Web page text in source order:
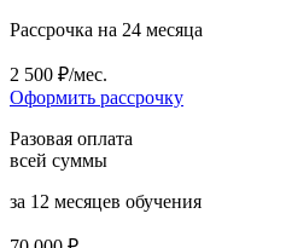
Рассрочка на 24 месяца
2 500 ₽/мес.
Оформить рассрочку
Разовая оплата
всей суммы
за 12 месяцев обучения